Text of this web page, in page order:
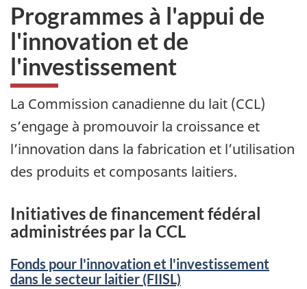
Programmes à l'appui de
l'innovation et de
l'investissement
La Commission canadienne du lait (CCL)
s’engage à promouvoir la croissance et
l’innovation dans la fabrication et l’utilisation
des produits et composants laitiers.
Initiatives de financement fédéral
administrées par la CCL
Fonds pour l'innovation et l'investissement
dans le secteur laitier (FIISL)